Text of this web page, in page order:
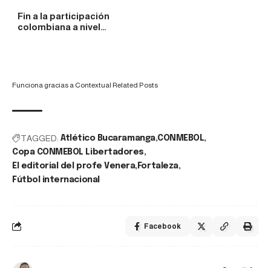
Fin a la participación
colombiana a nivel…
Funciona gracias a Contextual Related Posts
TAGGED: Atlético Bucaramanga CONMEBOL
Copa CONMEBOL Libertadores
El editorial del profe Venera Fortaleza
Fútbol internacional
Facebook